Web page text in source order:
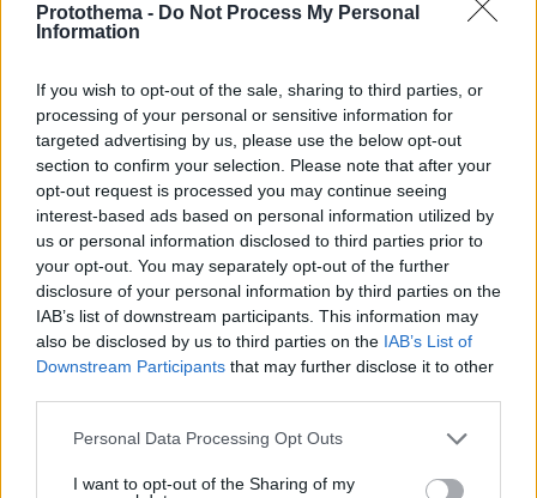
Protothema - Do Not Process My Personal
Information
If you wish to opt-out of the sale, sharing to third parties, or
processing of your personal or sensitive information for
targeted advertising by us, please use the below opt-out
section to confirm your selection. Please note that after your
opt-out request is processed you may continue seeing
interest-based ads based on personal information utilized by
us or personal information disclosed to third parties prior to
your opt-out. You may separately opt-out of the further
disclosure of your personal information by third parties on the
IAB’s list of downstream participants. This information may
also be disclosed by us to third parties on the IAB’s List of
Downstream Participants that may further disclose it to other
Please note that this website/app uses one or more Google
not limited to your visit or usage behaviour. You may click to
Personal Data Processing Opt Outs
I want to opt-out of the Sharing of my
νησιού (βίντεο)
πριν 23 λεπτά
Οι Κήποι του Αριστοτέλη ζωντανεύουν και πάλι στη
Χαλκιδική με φόντο τον Όλυμπο, δείτε εικόνες
πριν 23 λεπτά
Γιατί να πάω στην Πάργα να φάω στο Lianolia;
πριν 23 λεπτά
ASAP Rocky για Ριάνα: Κάθε φορά που βρίσκομαι στο
πιο σκοτεινό σημείο της ζωής μου είναι πάντα εκεί για
εμένα
πριν 25 λεπτά
επιμένουν τα μελτέμια στο Αιγαίο, η πρόγνωση